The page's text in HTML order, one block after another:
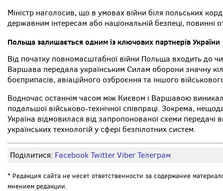
Міністр наголосив, що в умовах війни біля польських
державним інтересам або національній безпеці, повинні
Польща залишається одним із ключових партнерів України
Від початку повномасштабної війни Польща входить до
Варшава передала українським Силам оборони значну
боєприпасів, авіаційного озброєння та іншого
Водночас останнім часом між Києвом і Варшавою
подальшої військово-технічної співпраці. Зокрема,
Україна відмовилася від запропонованої схеми передачі
українських технологій у сфері безпілотних систем.
Поділитися: FacebookTwitterViberТелеграм
* Редакция сайта не несет ответственности за содержание
мнением редакции.